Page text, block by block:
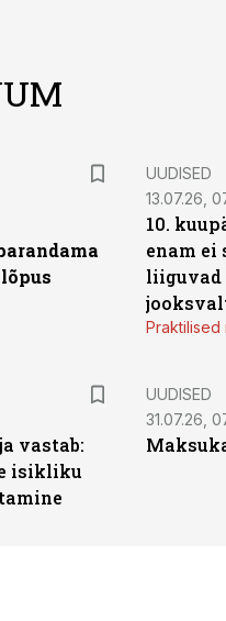
UUDISED
13.07.26,
10.
enam ei
liiguvad
Praktilised
vastab:
isikliku
UUDISED
31.07.26,